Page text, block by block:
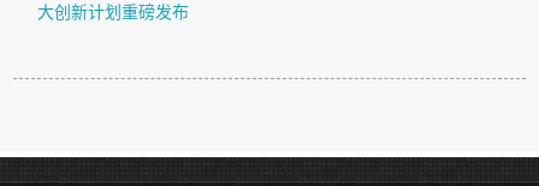
大创新计划重磅发布